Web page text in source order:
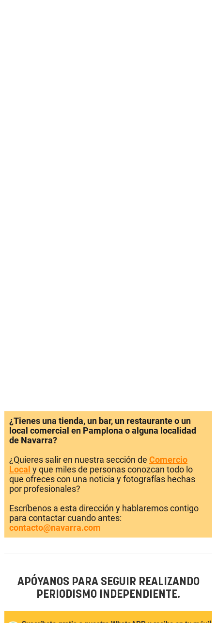
¿Tienes una tienda, un bar, un restaurante o un
local comercial en Pamplona o alguna localidad
de Navarra?
¿Quieres salir en nuestra sección de Comercio
Local y que miles de personas conozcan todo lo
que ofreces con una noticia y fotografías hechas
por profesionales?
Escríbenos a esta dirección y hablaremos contigo
para contactar cuando antes:
contacto@navarra.com
APÓYANOS PARA SEGUIR REALIZANDO
PERIODISMO INDEPENDIENTE.